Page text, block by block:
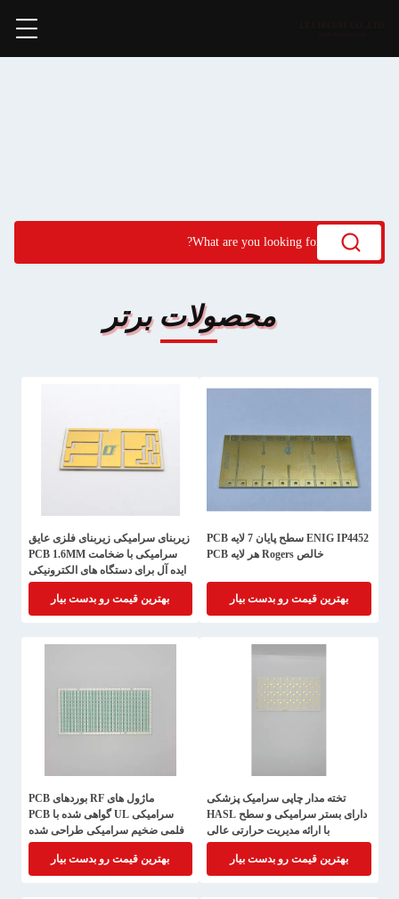
محصولات برتر
ENIG IP4452 سطح پایان 7 لایه PCB
خالص Rogers هر لایه PCB
بهترین قیمت رو بدست بیار
زیربنای سرامیکی زیربنای فلزی عایق
سرامیکی با ضخامت PCB 1.6MM
ایده آل برای دستگاه های الکترونیکی
پزشکی
بهترین قیمت رو بدست بیار
تخته مدار چاپی سرامیک پزشکی
دارای بستر سرامیکی و سطح HASL
با ارائه مدیریت حرارتی عالی
بهترین قیمت رو بدست بیار
ماژول های RF بوردهای PCB
سرامیکی UL گواهی شده با PCB
فلمی ضخیم سرامیکی طراحی شده
برای یکپارچه سازی مدار الکترونیکی
پیچیدهبهترین قیمت رو بدست بیار